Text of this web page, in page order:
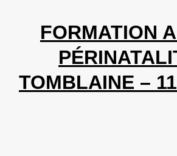
FORMATION
TOMBLAINE –